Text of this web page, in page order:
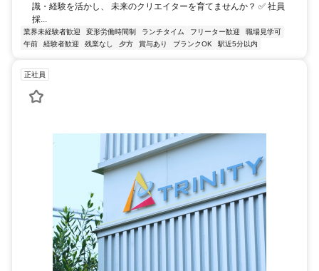
識・経験を活かし、 未来のクリエイターを育てませんか？ ✅ 社員
採...
業界未経験者歓迎 変形労働時間制 ランチタイム フリーター歓迎
職場見学可
午前
経験者歓迎 残業なし 夕方 賞与あり ブランクOK 駅近5分以内
正社員